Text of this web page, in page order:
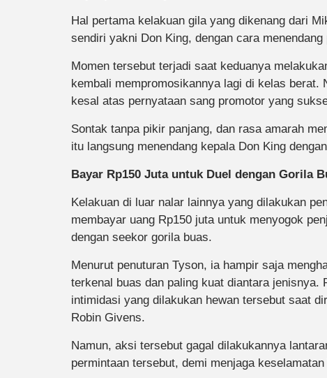
Hal pertama kelakuan gila yang dikenang dari
sendiri yakni Don King, dengan cara
Momen tersebut terjadi saat keduanya
kembali mempromosikannya lagi di kelas berat.
kesal atas pernyataan sang promotor yang
Sontak tanpa pikir panjang, dan rasa amarah
itu langsung menendang kepala Don King
Bayar Rp150 Juta untuk Duel dengan Gorila
Kelakuan di luar nalar lainnya yang dilakukan
membayar uang Rp150 juta untuk menyogok
dengan seekor gorila buas.
Menurut penuturan Tyson, ia hampir saja
terkenal buas dan paling kuat diantara jenisnya.
intimidasi yang dilakukan hewan tersebut saat
Robin Givens.
Namun, aksi tersebut gagal dilakukannya
permintaan tersebut, demi menjaga